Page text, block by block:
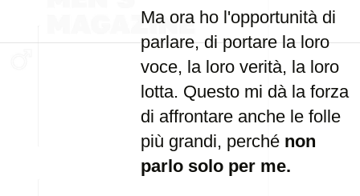
Ma ora ho l'opportunità di
parlare, di portare la loro
voce, la loro verità, la loro
lotta. Questo mi dà la forza
di affrontare anche le folle
più grandi, perché non
parlo solo per me.